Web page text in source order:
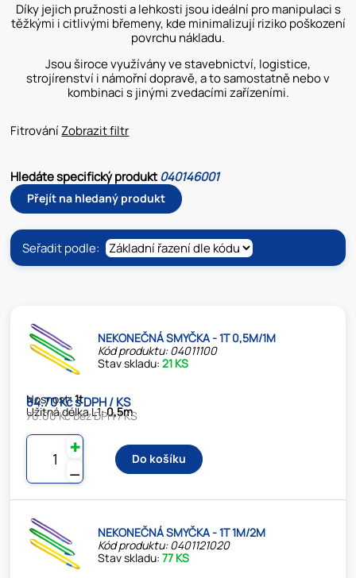
Díky jejich pružnosti a lehkosti jsou ideální pro manipulaci s
těžkými i citlivými břemeny, kde minimalizují riziko poškození
povrchu nákladu.
Jsou široce využívány ve stavebnictví, logistice,
strojírenství i námořní dopravě, a to samostatně nebo v
kombinaci s jinými zvedacími zařízeními.
FitrováníZobrazit filtr
Hledáte specifický produkt040146001
Přejít na hledaný produkt
Seřadit podle:
NEKONEČNÁ SMYČKA - 1T 0,5M/1M
Kód produktu: 04011100
Stav skladu:21 KS
Nosnost:1t
Užitná délka L1:0,5m
84.70 Kč s DPH / KS
70.00 Kč bez DPH / KS
⚊
✚
Do košíku
NEKONEČNÁ SMYČKA - 1T 1M/2M
Kód produktu: 0401121020
Stav skladu:77 KS